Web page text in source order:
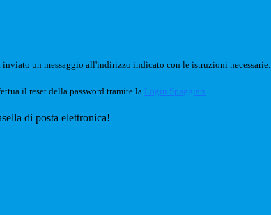
inviato un messaggio all'indirizzo indicato con le istruzioni necessarie.
il reset della password tramite la Login Spaggiari
di posta elettronica!